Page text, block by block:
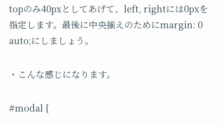
topのみ40pxとしてあげて、left, rightには0pxを
指定します。最後に中央揃えのためにmargin: 0
auto;にしましょう。
・こんな感じになります。
#modal {